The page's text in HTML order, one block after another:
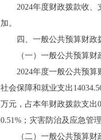
2024年度财政拨款收、支
加。
四、一般公共预算财政
（一）一般公共预算财
2024年度一般公共预算财
社会保障和就业支出
万元，占本年财政拨款支出
0.51%；灾害防治及应急管
（二）一般公共预算财